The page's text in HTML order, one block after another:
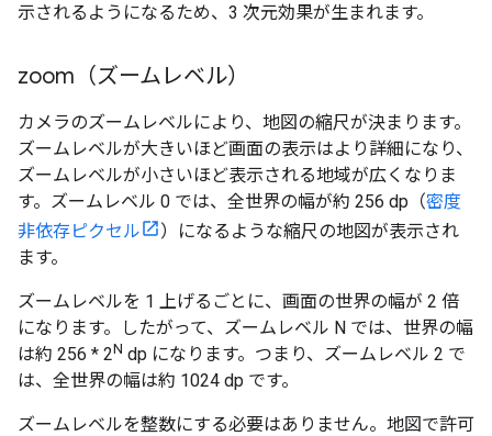
示されるようになるため、3 次元効果が生まれます。
zoom（ズームレベル）
カメラのズームレベルにより、地図の縮尺が決まります。
ズームレベルが大きいほど画面の表示はより詳細になり、
ズームレベルが小さいほど表示される地域が広くなりま
す。ズームレベル 0 では、全世界の幅が約 256 dp（密度
非依存ピクセル
）になるような縮尺の地図が表示され
ます。
ズームレベルを 1 上げるごとに、画面の世界の幅が 2 倍
になります。したがって、ズームレベル N では、世界の幅
は約 256 * 2N dp になります。つまり、ズームレベル 2 で
は、全世界の幅は約 1024 dp です。
ズームレベルを整数にする必要はありません。地図で許可